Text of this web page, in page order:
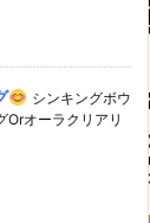
シンキングボウ
Orオーラクリアリ